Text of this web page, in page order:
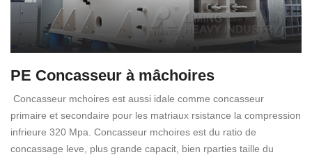
PE Concasseur à mâchoires
Concasseur mchoires est aussi idale comme concasseur
primaire et secondaire pour les matriaux rsistance la compression
infrieure 320 Mpa. Concasseur mchoires est du ratio de
concassage leve, plus grande capacit, bien rparties taille du